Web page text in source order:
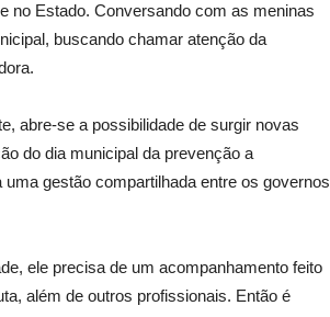
no Estado. Conversando com as meninas
buscando chamar atenção da
abre-se a possibilidade de surgir novas
do dia municipal da prevenção a
gestão compartilhada entre os governos
ele precisa de um acompanhamento feito
além de outros profissionais. Então é